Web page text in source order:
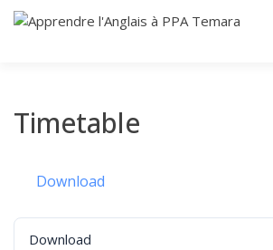
Skip
Timetable
Download
Download